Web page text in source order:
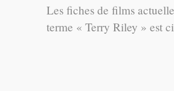
Les fiches de films
terme « Terry Riley » est